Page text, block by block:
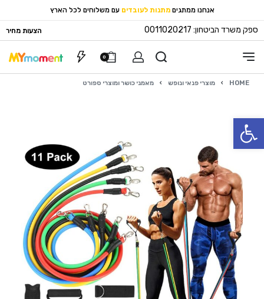
פתח סרגל נגישות
אנחנו ממתגים מתנות לעובדים עם משלוחים לכל הארץ
ספק משרד הביטחון: 0011020217 הצעות מחיר
0
HOME
› מוצרי פנאי ונופש › מאמני כושר ומוצרי ספורט